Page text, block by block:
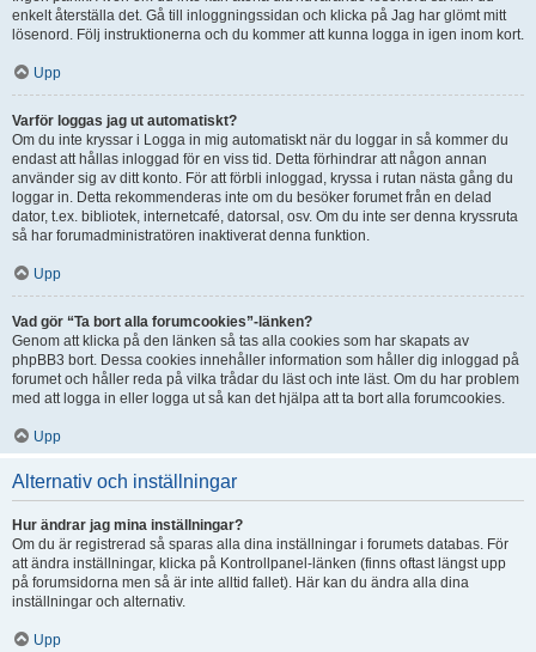
enkelt återställa det. Gå till inloggningssidan och klicka på Jag har glömt mitt
lösenord. Följ instruktionerna och du kommer att kunna logga in igen inom kort.
Upp
Varför loggas jag ut automatiskt?
Om du inte kryssar i Logga in mig automatiskt när du loggar in så kommer du
endast att hållas inloggad för en viss tid. Detta förhindrar att någon annan
använder sig av ditt konto. För att förbli inloggad, kryssa i rutan nästa gång du
loggar in. Detta rekommenderas inte om du besöker forumet från en delad
dator, t.ex. bibliotek, internetcafé, datorsal, osv. Om du inte ser denna kryssruta
så har forumadministratören inaktiverat denna funktion.
Upp
Vad gör “Ta bort alla forumcookies”-länken?
Genom att klicka på den länken så tas alla cookies som har skapats av
phpBB3 bort. Dessa cookies innehåller information som håller dig inloggad på
forumet och håller reda på vilka trådar du läst och inte läst. Om du har problem
med att logga in eller logga ut så kan det hjälpa att ta bort alla forumcookies.
Upp
Alternativ och inställningar
Hur ändrar jag mina inställningar?
Om du är registrerad så sparas alla dina inställningar i forumets databas. För
att ändra inställningar, klicka på Kontrollpanel-länken (finns oftast längst upp
på forumsidorna men så är inte alltid fallet). Här kan du ändra alla dina
inställningar och alternativ.
Upp